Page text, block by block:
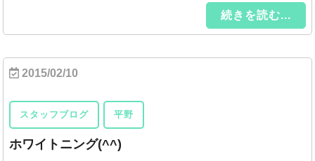
続きを読む...
2015/02/10
スタッフブログ 平野
ホワイトニング(^^)